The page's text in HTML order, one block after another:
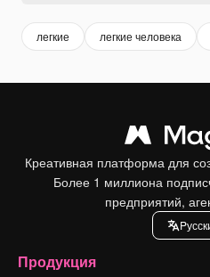
легкие легкие человека
Креативная платформа для
Более 1 миллиона
предприятий,
Продукция